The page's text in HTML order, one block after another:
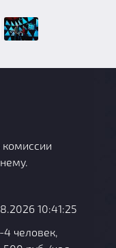
комиссии
10:41:25
человек,